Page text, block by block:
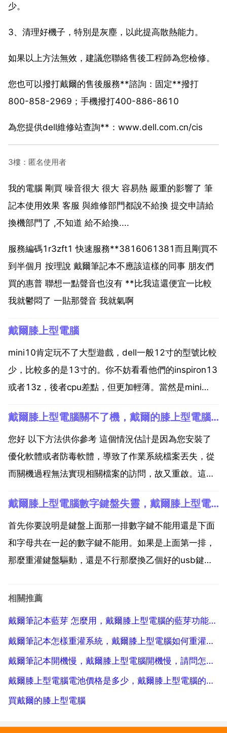
少。
3、清理好機子，特別是灰塵，以此提高散熱能力。
如果以上方法無效，建議您聯絡售後工程師為您檢修。
您也可以撥打戴爾的售後服務**諮詢：固定**撥打
800-858-2969；手機撥打400-886-8610
為您提供dell維修站查詢**：www.dell.com.cn/cis
3樓：匿名使用者
我的電腦 剛買 噪音很大 很大 容易熱 嚴重的影響了 筆
記本使用效果 客服 與維修部門都說不給換 提交申請給
換機部門了 ,不知道 給不給換....
服務編碼1r3zft1 快速服務**3816061381而且剛買不
到半個月 按理說 戴爾筆記本不應該這樣的同事 朋友們
買的惠普 聯想一點聲音也沒有 **比我這還便宜一比較
我就鬱悶了 一貼那聲音 我就氣啊
戴爾膝上型電腦
mini10肯定玩不了大型遊戲，dell一般12寸的型號比較
少，比較多的是13寸的。你不妨看看他們的inspiron13
或者13z，後者cpu差點，但更加輕薄。當然是mini
去看看。配置稍稍低點。不過根據你的用途完全夠用。
您好new alienw...
戴爾膝上型電腦關不了機，戴爾的膝上型電腦為什麼關不了機了
您好 以下方法供你參考 這個情況估計是因為您安裝了
優化軟體或者防毒軟體，導致了作業系統檔案丟失，從
而關機過程無法實現相關檔案的訪問，故又重啟。這種
電腦關不了機時的解決思路 1.首先，的確有一些病毒木
馬流氓軟體，在入侵電腦時建立了惡意驅動程式 sys檔
案...
戴爾膝上型電腦數字鍵盤失靈，戴爾膝上型電腦鍵盤失靈？
首先你要說明是鍵盤上面那一排數字鍵不能用還是下面
和字母共在一起的數字鍵不能用。如果是上面第一排，
那麼重灌鍵盤驅動，還是不行那麼換乙個好的usb鍵盤
不行，那麼筆記本有問題，找售後。如果是和字母共在
相關推薦
戴爾筆記本藍芽 怎麼用，戴爾膝上型電腦的藍芽功能如何開啟
戴爾筆記本怎樣重灌系統，戴爾膝上型電腦如何重灌系統？按什麼鍵？
戴爾筆記本開機慢，戴爾膝上型電腦開機慢，請問怎麼處理
戴爾膝上型電腦電池價格是多少，戴爾膝上型電腦的電池耗電很快可以換電池嗎？
買戴爾的膝上型電腦